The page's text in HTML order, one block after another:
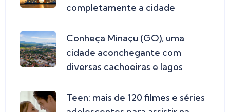
completamente a cidade
Conheça Minaçu (GO), uma
cidade aconchegante com
diversas cachoeiras e lagos
Teen: mais de 120 filmes e séries